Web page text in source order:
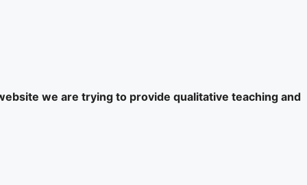
we are trying to provide qualitative teaching and